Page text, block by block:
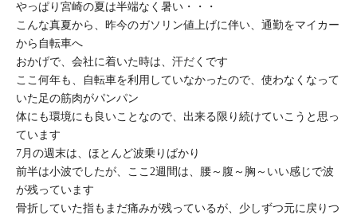
やっぱり宮崎の夏は半端なく暑い・・・
こんな真夏から、昨今のガソリン値上げに伴い、通勤をマイカー
から自転車へ
おかげで、会社に着いた時は、汗だくです
ここ何年も、自転車を利用していなかったので、使わなくなって
いた足の筋肉がパンパン
体にも環境にも良いことなので、出来る限り続けていこうと思っ
ています
7月の週末は、ほとんど波乗りばかり
前半は小波でしたが、ここ2週間は、腰～腹～胸～いい感じで波
が残っています
骨折していた指もまだ痛みが残っているが、少しずつ元に戻りつ